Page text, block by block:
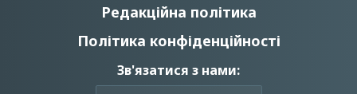
Редакційна політика
Політика конфіденційності
Зв'язатися з нами: